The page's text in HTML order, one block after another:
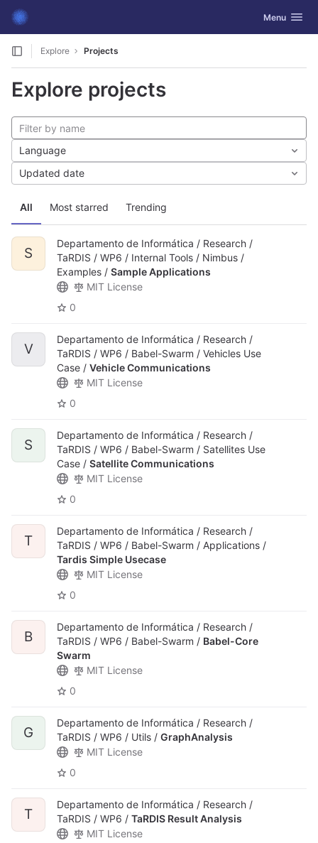
Skip to content
GitLab Toggle
Menu
Explore Projects
Explore projects
All Most starred Trending
Language
Updated date
S
Departamento de Informática / Research /
TaRDIS / WP6 / Internal Tools / Nimbus /
Examples / Sample Applications
MIT License
0
V
Departamento de Informática / Research /
TaRDIS / WP6 / Babel-Swarm / Vehicles Use
Case / Vehicle Communications
MIT License
0
S
Departamento de Informática / Research /
TaRDIS / WP6 / Babel-Swarm / Satellites Use
Case / Satellite Communications
MIT License
0
T
Departamento de Informática / Research /
TaRDIS / WP6 / Babel-Swarm / Applications /
Tardis Simple Usecase
MIT License
0
B
Departamento de Informática / Research /
TaRDIS / WP6 / Babel-Swarm / Babel-Core
Swarm
MIT License
0
G
Departamento de Informática / Research /
TaRDIS / WP6 / Utils / GraphAnalysis
MIT License
0
T
Departamento de Informática / Research /
TaRDIS / WP6 / TaRDIS Result Analysis
MIT License